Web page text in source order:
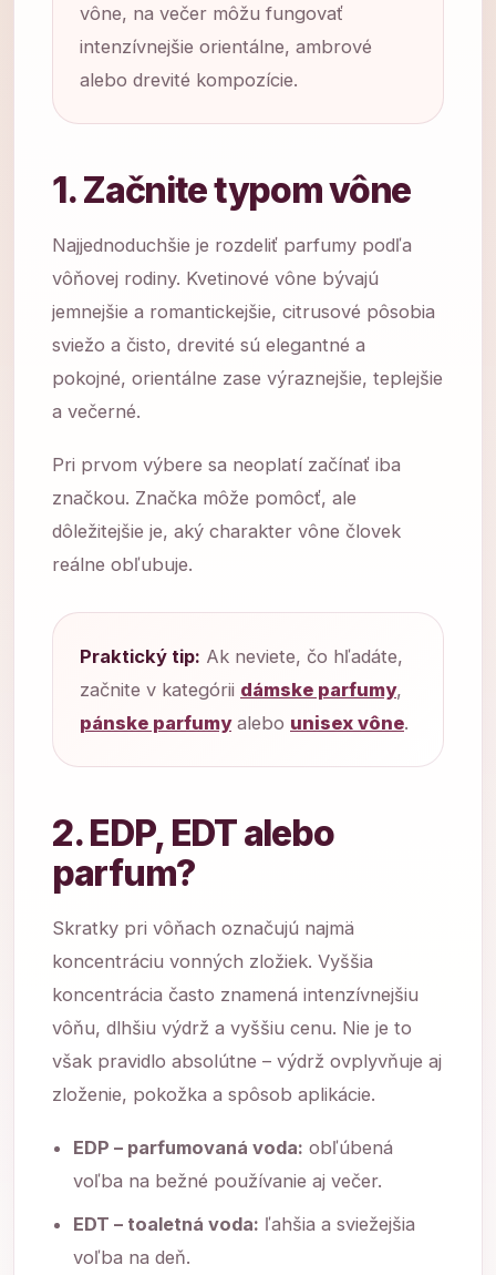
vône, na večer môžu fungovať
intenzívnejšie orientálne, ambrové
alebo drevité kompozície.
1. Začnite typom vône
Najjednoduchšie je rozdeliť parfumy podľa
vôňovej rodiny. Kvetinové vône bývajú
jemnejšie a romantickejšie, citrusové pôsobia
sviežo a čisto, drevité sú elegantné a
pokojné, orientálne zase výraznejšie, teplejšie
a večerné.
Pri prvom výbere sa neoplatí začínať iba
značkou. Značka môže pomôcť, ale
dôležitejšie je, aký charakter vône človek
reálne obľubuje.
Praktický tip: Ak neviete, čo hľadáte,
začnite v kategórii dámske parfumy,
pánske parfumyalebo unisex vône.
2. EDP, EDT alebo
parfum?
Skratky pri vôňach označujú najmä
koncentráciu vonných zložiek. Vyššia
koncentrácia často znamená intenzívnejšiu
vôňu, dlhšiu výdrž a vyššiu cenu. Nie je to
však pravidlo absolútne – výdrž ovplyvňuje aj
zloženie, pokožka a spôsob aplikácie.
EDP – parfumovaná voda: obľúbená
voľba na bežné používanie aj večer.
EDT – toaletná voda: ľahšia a sviežejšia
voľba na deň.